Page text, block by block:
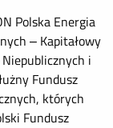
Polska Energia
– Kapitałowy
i
Fundusz
których
Fundusz